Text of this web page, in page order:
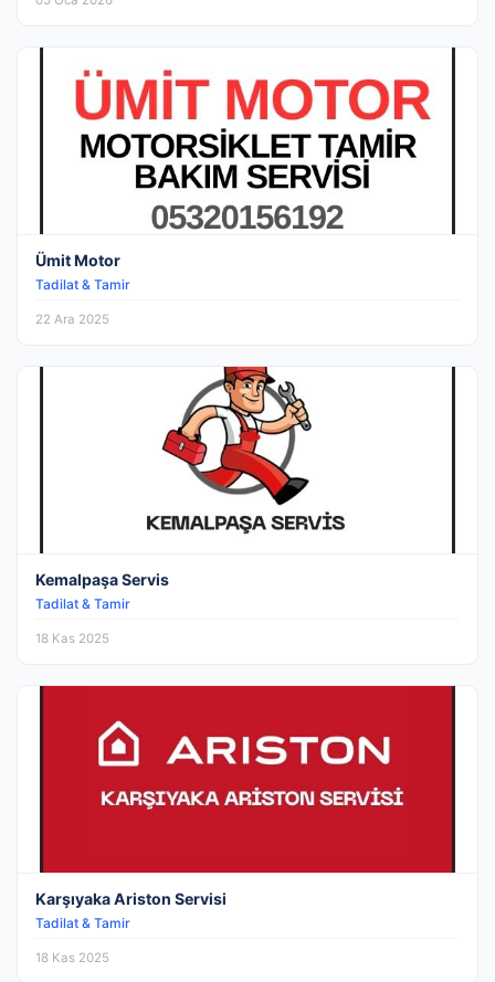
Ümit Motor
Tadilat & Tamir
22 Ara 2025
Kemalpaşa Servis
Tadilat & Tamir
18 Kas 2025
Karşıyaka Ariston Servisi
Tadilat & Tamir
18 Kas 2025